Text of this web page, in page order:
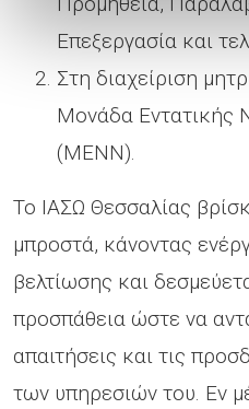
Επεξεργασία και
Στη διαχείριση
Μονάδα Εντατικής
(ΜΕΝΝ).
Το ΙΑΣΩ Θεσσαλίας
μπροστά, κάνοντας
βελτίωσης και
προσπάθεια ώστε να
απαιτήσεις και τις
των υπηρεσιών του. Εν